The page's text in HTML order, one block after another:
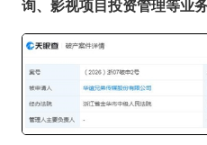
询、影视项目投资管理等业